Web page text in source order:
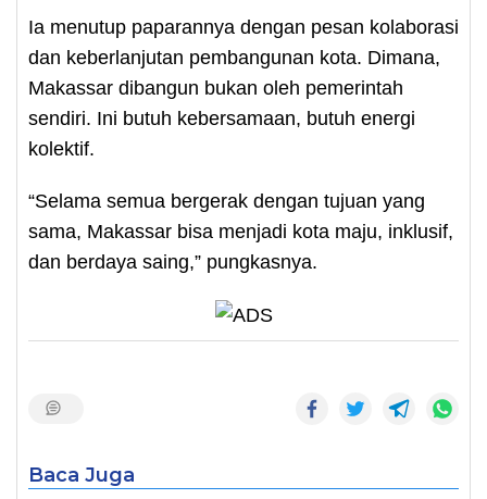
Ia menutup paparannya dengan pesan kolaborasi
dan keberlanjutan pembangunan kota. Dimana,
Makassar dibangun bukan oleh pemerintah
sendiri. Ini butuh kebersamaan, butuh energi
kolektif.
“Selama semua bergerak dengan tujuan yang
sama, Makassar bisa menjadi kota maju, inklusif,
dan berdaya saing,” pungkasnya.
Baca Juga